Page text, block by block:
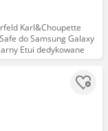
Karl&Choupette
do Samsung Galaxy
Etui dedykowane